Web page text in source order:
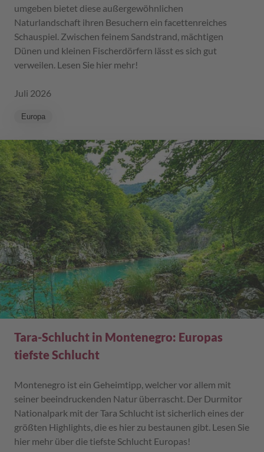
umgeben bietet diese außergewöhnlichen
Naturlandschaft ihren Besuchern ein facettenreiches
Schauspiel. Zwischen feinem Sandstrand, mächtigen
Dünen und kleinen Fischerdörfern lässt es sich gut
verweilen. Lesen Sie hier mehr!
Juli 2026
Europa
Tara-Schlucht in Montenegro: Europas
tiefste Schlucht
Montenegro ist ein Geheimtipp, welcher vor allem mit
seiner beeindruckenden Natur überrascht. Der Durmitor
Nationalpark mit der Tara Schlucht ist sicherlich eines der
größten Highlights, die es hier zu bestaunen gibt. Lesen Sie
hier mehr über die tiefste Schlucht Europas!